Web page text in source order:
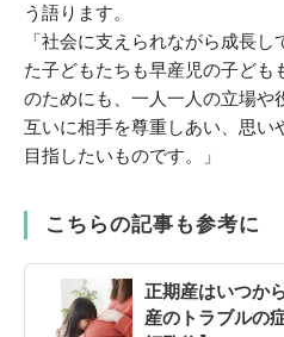
う語ります。
「社会に支えられながら成長
た子どもたちも早産児の子ども
のためにも、一人一人の立場や
互いに相手を尊重しあい、思い
目指したいものです。」
こちらの記事も参考に
正期産はいつか
産のトラブルの